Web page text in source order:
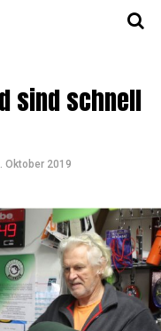
sind schnell
Oktober 2019